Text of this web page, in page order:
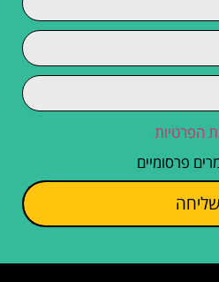
הפרטיות
פרסומיים
שליחה